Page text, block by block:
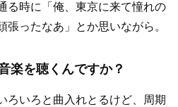
る時に「俺、東京に来て憧れの
張ったなあ」とか思いながら。
楽を聴くんですか？
ろいろと曲入れとるけど、周期